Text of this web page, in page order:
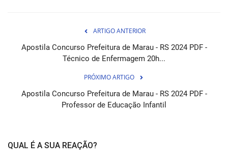
ARTIGO ANTERIOR
Apostila Concurso Prefeitura de Marau - RS 2024 PDF -
Técnico de Enfermagem 20h...
PRÓXIMO ARTIGO
Apostila Concurso Prefeitura de Marau - RS 2024 PDF -
Professor de Educação Infantil
QUAL É A SUA REAÇÃO?